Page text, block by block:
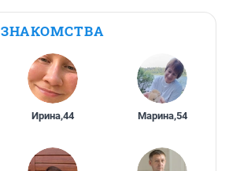
ЗНАКОМСТВА
Ирина,44 Марина,54